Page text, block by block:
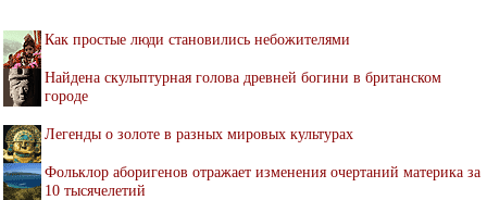
Как простые люди становились небожителями
Найдена скульптурная голова древней богини в британском
городе
Легенды о золоте в разных мировых культурах
Фольклор аборигенов отражает изменения очертаний материка за
10 тысячелетий